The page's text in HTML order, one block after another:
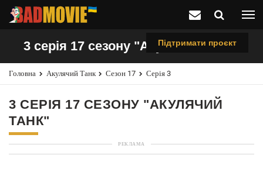
Підтримати проєкт
3 серія 17 сезону "Акулячий танк"
Головна Акулячий Танк Сезон 17 Серія 3
3 СЕРІЯ 17 СЕЗОНУ "АКУЛЯЧИЙ
ТАНК"
РЕКЛАМА